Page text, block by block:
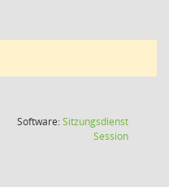
Software:Sitzungsdienst
Session(Wird in